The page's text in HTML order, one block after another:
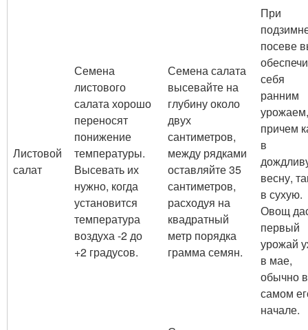
Листовой
салат
Семена
листового
салата хорошо
переносят
понижение
температуры.
Высевать их
нужно, когда
установится
температура
воздуха -2 до
+2 градусов.
Семена салата
высевайте на
глубину около
двух
сантиметров,
между рядками
оставляйте 35
сантиметров,
расходуя на
квадратный
метр порядка
грамма семян.
При
посеве
себя
ранним
урожаем,
причем
в
весну,
в сухую.
Овощ
первый
урожай
в мае,
обычно в
самом
начале.